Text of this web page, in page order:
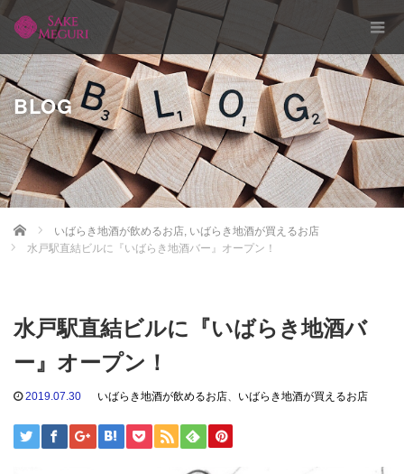
BLOG
Home いばらき地酒が飲めるお店, いばらき地酒が買えるお店
水戸駅直結ビルに『いばらき地酒バー』オープン！
水戸駅直結ビルに『いばらき地酒バ
ー』オープン！
2019.07.30 いばらき地酒が飲めるお店、 いばらき地酒が買えるお店